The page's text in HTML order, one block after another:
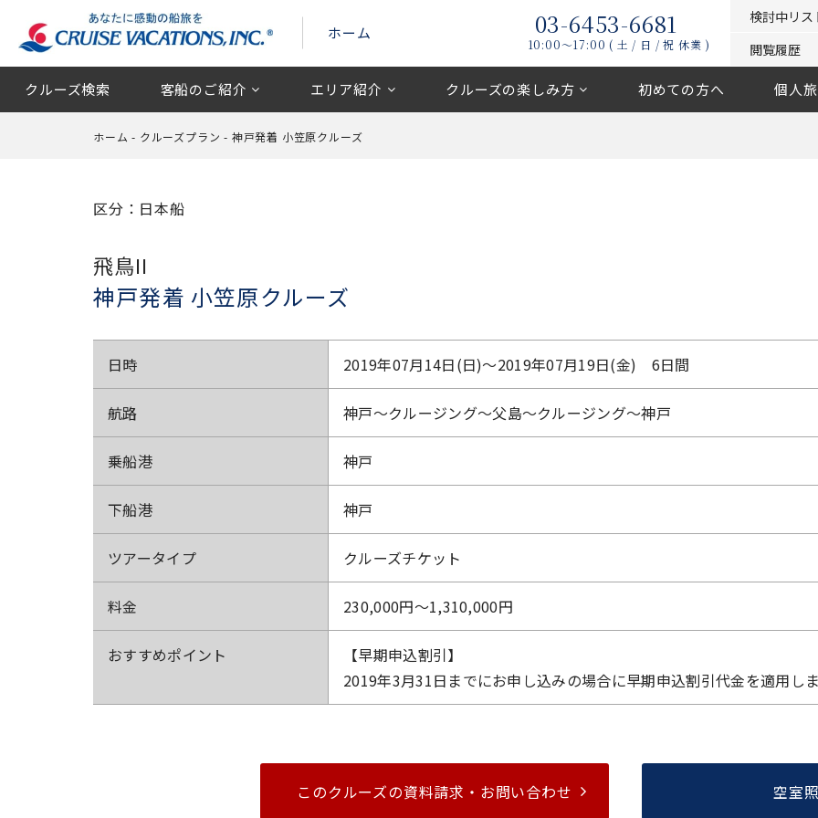
ホーム 03-6453-6681
10:00〜17:00 ( 土 / 日 / 祝 休業 )
検討中リス
閲覧履歴
クルーズ検索 客船のご紹介 エリア紹介 クルーズの楽しみ方 初めての方へ 個人
ホーム - クルーズプラン - 神戸発着 小笠原クルーズ
区分：日本船
飛鳥II
神戸発着 小笠原クルーズ
日時 2019年07月14日(日)〜2019年07月19日(金) 6日間
航路 神戸～クルージング～父島～クルージング～神戸
乗船港 神戸
下船港 神戸
ツアータイプ クルーズチケット
料金 230,000円〜1,310,000円
おすすめポイント
【早期申込割引】
2019年3月31日までにお申し込みの場合に早期申込割引代金を適用しま
このクルーズの資料請求・ お問い合わせ 空室